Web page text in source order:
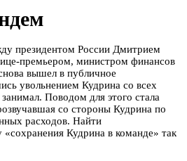
президентом России Дмитрием
премьером, министром финансов
вышел в публичное
увольнением Кудрина со всех
Поводом для этого стала
со стороны Кудрина по
расходов. Найти
Кудрина в команде» так